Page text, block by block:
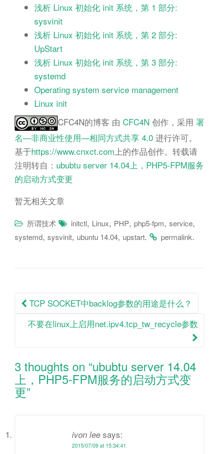
浅析 Linux 初始化 init 系统，第 1 部分:
sysvinit
浅析 Linux 初始化 init 系统，第 2 部分:
UpStart
浅析 Linux 初始化 init 系统，第 3 部分:
systemd
Operating system service management
Linux init
CFC4N的博客 由 CFC4N 创作，采用 署
名—非商业性使用—相同方式共享 4.0 进行许可。
基于https://www.cnxct.com 上的作品创作。转载请
注明转自： ububtu server 14.04上，PHP5-FPM服务
的启动方式变更
暂无相关文章
所谓技术 initctl, Linux, PHP, php5-fpm, service,
systemd, sysvinit, ubuntu 14.04, upstart. permalink.
Post
navigation
TCP SOCKET中backlog参数的用途是什么？
不要在linux上启用net.ipv4.tcp_tw_recycle参数
3 thoughts on “ububtu server 14.04
上，PHP5-FPM服务的启动方式变
更”
ivon lee says:
2015/07/09 at 15:34:41